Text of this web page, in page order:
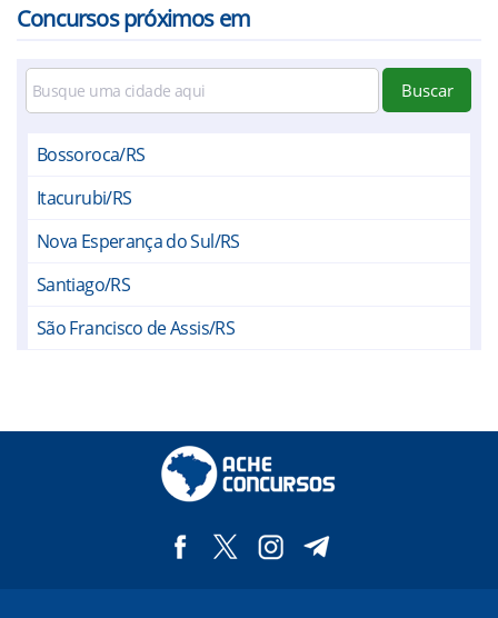
Concursos próximos em
Buscar
Bossoroca/RS
Itacurubi/RS
Nova Esperança do Sul/RS
Santiago/RS
São Francisco de Assis/RS